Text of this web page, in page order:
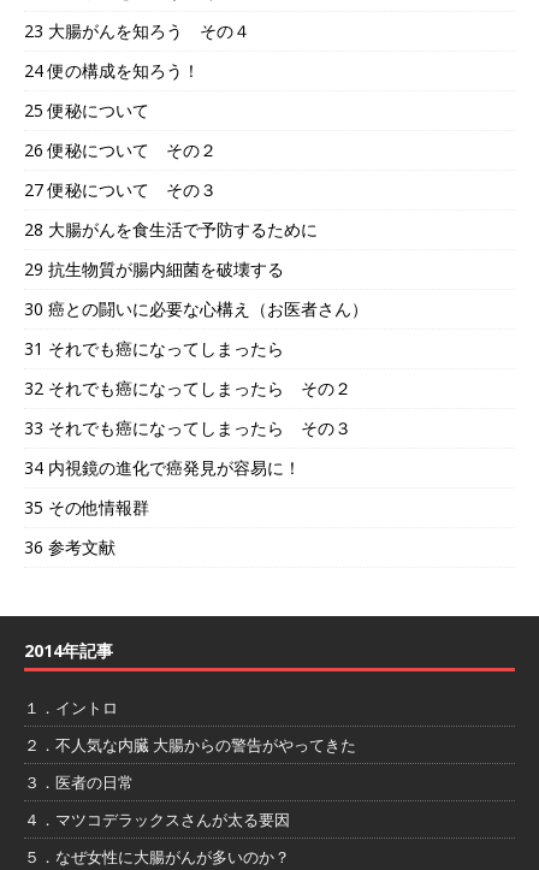
23 大腸がんを知ろう その４
24 便の構成を知ろう！
25 便秘について
26 便秘について その２
27 便秘について その３
28 大腸がんを食生活で予防するために
29 抗生物質が腸内細菌を破壊する
30 癌との闘いに必要な心構え（お医者さん）
31 それでも癌になってしまったら
32 それでも癌になってしまったら その２
33 それでも癌になってしまったら その３
34 内視鏡の進化で癌発見が容易に！
35 その他情報群
36 参考文献
2014年記事
１．イントロ
２．不人気な内臓 大腸からの警告がやってきた
３．医者の日常
４．マツコデラックスさんが太る要因
５．なぜ女性に大腸がんが多いのか？